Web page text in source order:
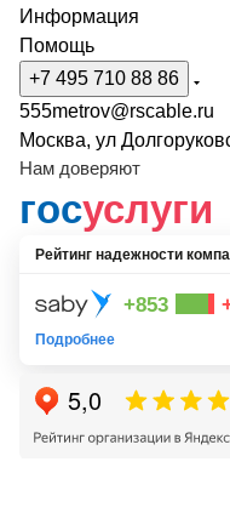
Информация
Помощь
+7 495 710 88 86
555metrov@rscable.ru
Москва, ул
Нам доверяют
госуслуги
Рейтинг надежности
+853
Подробнее